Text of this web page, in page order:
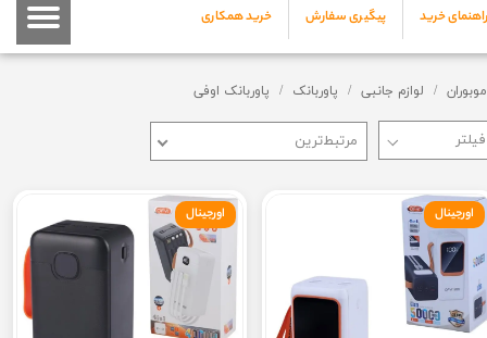
راهنمای خرید پیگیری سفارش خرید همکاری
خروج از حساب کاربری
موبوران لوازم جانبی پاوربانک پاوربانک اوفی
مرتبط‌ترین
اورجینال اورجینال